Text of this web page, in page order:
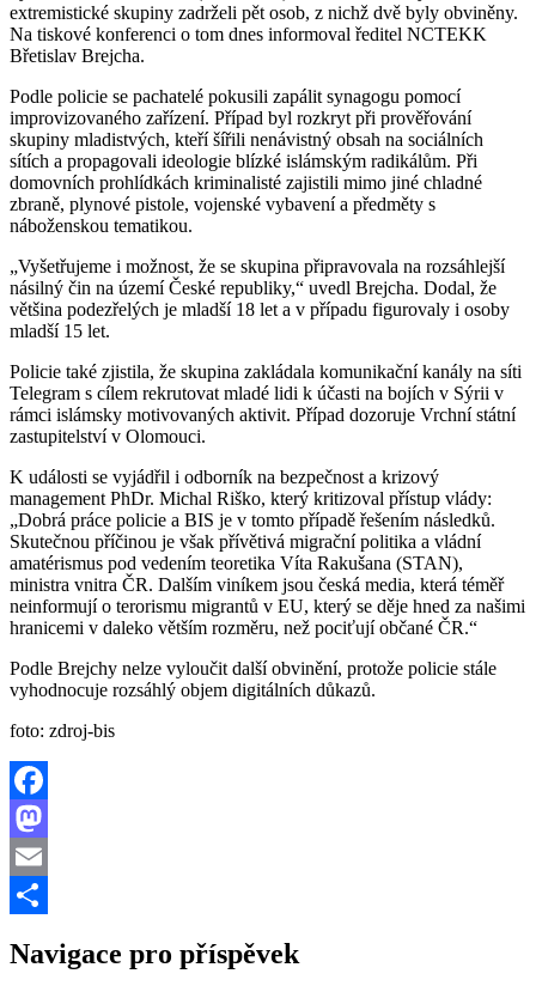
extremistické skupiny zadrželi pět osob, z nichž dvě byly obviněny.
Na tiskové konferenci o tom dnes informoval ředitel NCTEKK
Břetislav Brejcha.
Podle policie se pachatelé pokusili zapálit synagogu pomocí
improvizovaného zařízení. Případ byl rozkryt při prověřování
skupiny mladistvých, kteří šířili nenávistný obsah na sociálních
sítích a propagovali ideologie blízké islámským radikálům. Při
domovních prohlídkách kriminalisté zajistili mimo jiné chladné
zbraně, plynové pistole, vojenské vybavení a předměty s
náboženskou tematikou.
„Vyšetřujeme i možnost, že se skupina připravovala na rozsáhlejší
násilný čin na území České republiky,“ uvedl Brejcha. Dodal, že
většina podezřelých je mladší 18 let a v případu figurovaly i osoby
mladší 15 let.
Policie také zjistila, že skupina zakládala komunikační kanály na síti
Telegram s cílem rekrutovat mladé lidi k účasti na bojích v Sýrii v
rámci islámsky motivovaných aktivit. Případ dozoruje Vrchní státní
zastupitelství v Olomouci.
K události se vyjádřil i odborník na bezpečnost a krizový
management PhDr. Michal Riško, který kritizoval přístup vlády:
„Dobrá práce policie a BIS je v tomto případě řešením následků.
Skutečnou příčinou je však přívětivá migrační politika a vládní
amatérismus pod vedením teoretika Víta Rakušana (STAN),
ministra vnitra ČR. Dalším viníkem jsou česká media, která téměř
neinformují o terorismu migrantů v EU, který se děje hned za našimi
hranicemi v daleko větším rozměru, než pociťují občané ČR.“
Podle Brejchy nelze vyloučit další obvinění, protože policie stále
vyhodnocuje rozsáhlý objem digitálních důkazů.
foto: zdroj-bis
Facebook
Mastodon
Email
Navigace pro příspěvek